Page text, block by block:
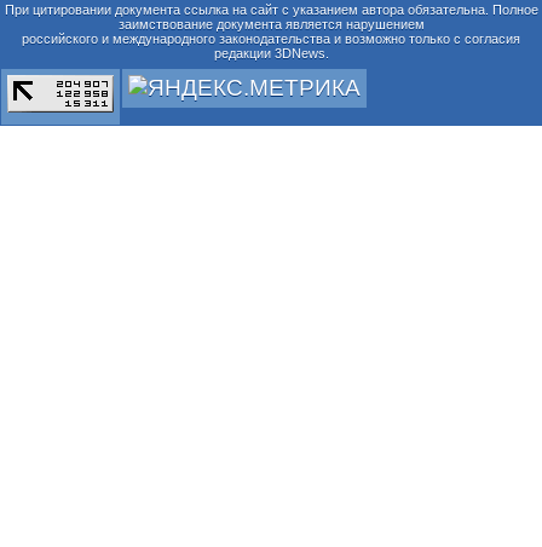
При цитировании документа ссылка на сайт с указанием автора обязательна. Полное
заимствование документа является нарушением
российского и международного законодательства и возможно только с согласия
редакции 3DNews.